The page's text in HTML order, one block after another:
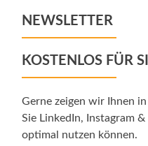
NEWSLETTER
KOSTENLOS FÜR
Gerne zeigen wir Ihnen
Sie LinkedIn, Instagram
optimal nutzen können.